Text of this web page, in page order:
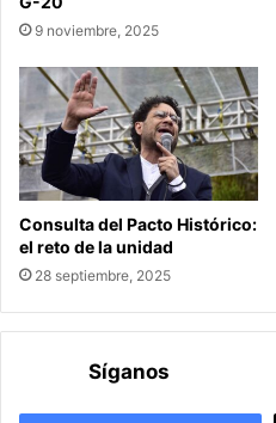
9 noviembre, 2025
Consulta del Pacto Histórico:
el reto de la unidad
28 septiembre, 2025
Síganos